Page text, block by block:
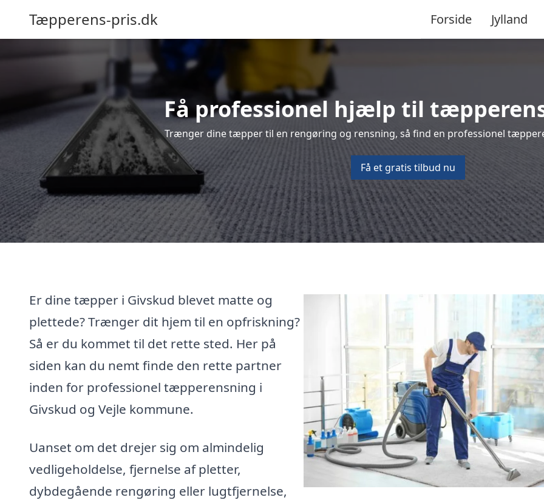
Tæpperens-pris.dk Forside Jylland
Få professionel hjælp til
Trænger dine tæpper til en rengøring og rensning, så find en professionel
Få et gratis tilbud nu
Er dine tæpper i Givskud blevet matte og
plettede? Trænger dit hjem til en opfriskning?
Så er du kommet til det rette sted. Her på
siden kan du nemt finde den rette partner
inden for professionel tæpperensning i
Givskud og Vejle kommune.
Uanset om det drejer sig om almindelig
vedligeholdelse, fjernelse af pletter,
dybdegående rengøring eller lugtfjernelse,